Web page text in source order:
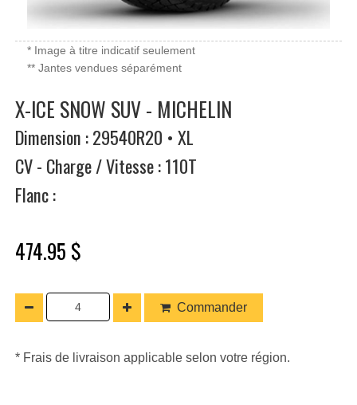
* Image à titre indicatif seulement
** Jantes vendues séparément
X-ICE SNOW SUV - MICHELIN
Dimension : 29540R20 • XL
CV - Charge / Vitesse : 110T
Flanc :
474.95 $
Commander
* Frais de livraison applicable selon votre région.